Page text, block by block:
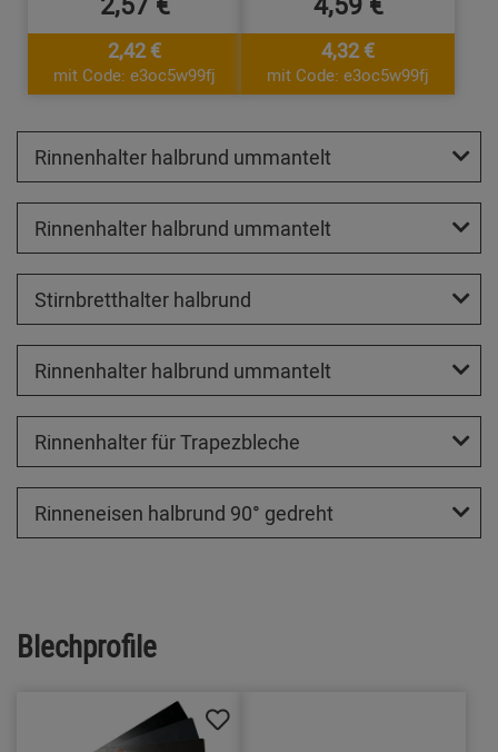
2,42 €
mit Code: e3oc5w99fj
4,32 €
mit Code: e3oc5w99fj
Rinnenhalter halbrund ummantelt
Rinnenhalter halbrund ummantelt
Stirnbretthalter halbrund
Rinnenhalter halbrund ummantelt
Rinnenhalter für Trapezbleche
Rinneneisen halbrund 90° gedreht
Blechprofile